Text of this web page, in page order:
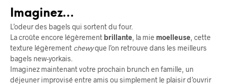
Imaginez…
L’odeur des bagels qui sortent du four.
La croûte encore légèrement brillante , la mie moelleuse , cette
texture légèrement chewyque l’on retrouve dans les meilleurs
bagels new-yorkais.
Imaginez maintenant votre prochain brunch en famille, un
déjeuner improvisé entre amis ou simplement le plaisir d’ouvrir